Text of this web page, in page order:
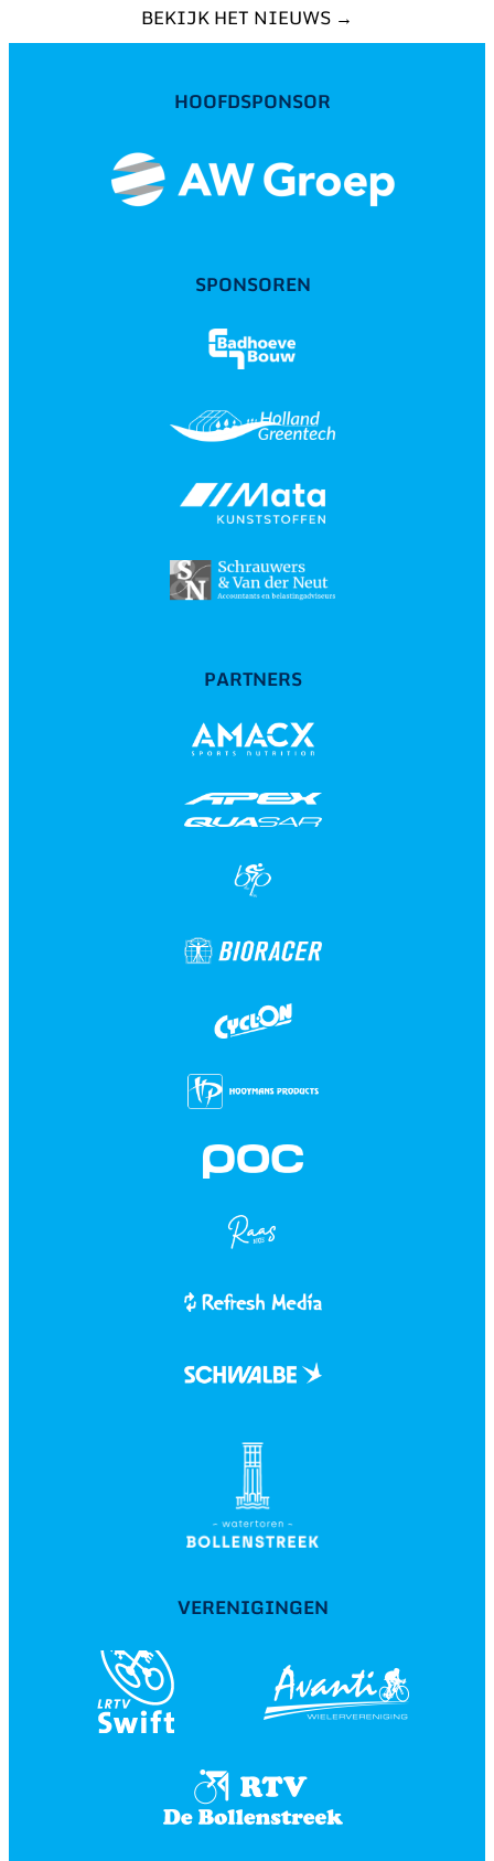
BEKIJK HET NIEUWS →
HOOFDSPONSOR
SPONSOREN
PARTNERS
VERENIGINGEN